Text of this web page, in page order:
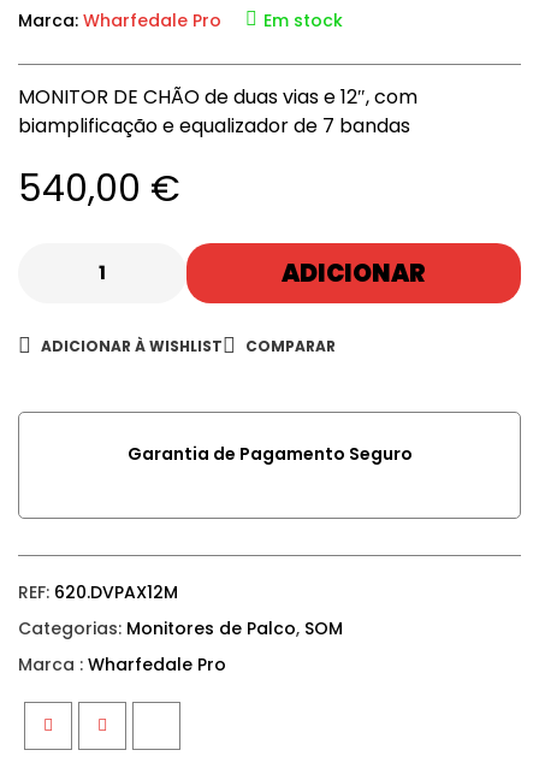
Marca: Wharfedale Pro Em stock
MONITOR DE CHÃO de duas vias e 12″, com
biamplificação e equalizador de 7 bandas
540,00 €
ADICIONAR
ADICIONAR À WISHLIST COMPARAR
Garantia de Pagamento Seguro
REF: 620.DVPAX12M
Categorias: Monitores de Palco, SOM
Marca : Wharfedale Pro
FacebookTwitterGoogle+